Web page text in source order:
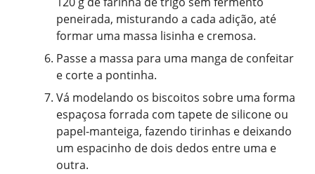
peneirada, misturando a cada adição, até
formar uma massa lisinha e cremosa.
Passe a massa para uma manga de confeitar
e corte a pontinha.
Vá modelando os biscoitos sobre uma forma
espaçosa forrada com tapete de silicone ou
papel-manteiga, fazendo tirinhas e deixando
um espacinho de dois dedos entre uma e
outra.